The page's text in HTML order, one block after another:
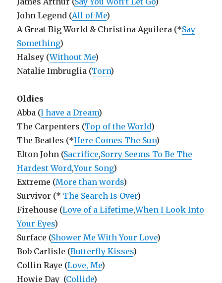
John Legend (All of Me)
A Great Big World & Christina Aguilera (*Say
Something)
Halsey (Without Me)
Natalie Imbruglia (Torn)
Oldies
Abba (I have a Dream)
The Carpenters (Top of the World)
The Beatles (*Here Comes The Sun)
Elton John (Sacrifice,Sorry Seems To Be The
Hardest Word,Your Song)
Extreme (More than words)
Survivor (* The Search Is Over)
Firehouse (Love of a Lifetime,When I Look Into
Your Eyes)
Surface (Shower Me With Your Love)
Bob Carlisle (Butterfly Kisses)
Collin Raye (Love, Me)
Howie Day (Collide)